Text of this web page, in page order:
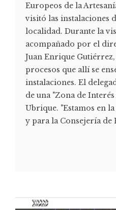
Europeos de la
visitó las instalaciones
localidad. Durante la
acompañado por el
Juan Enrique
procesos que allí se
instalaciones. El
de una "Zona de
Ubrique. "Estamos en
y para la Consejería de